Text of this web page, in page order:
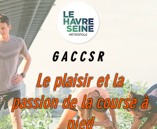
GACCSR
Le plaisir et la
passionde la course à
pied